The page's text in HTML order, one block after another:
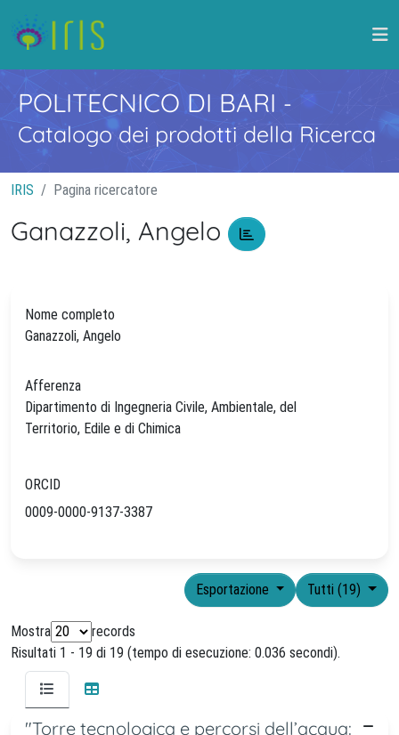
POLITECNICO DI BARI -
Catalogo dei prodotti della Ricerca
IRIS Pagina ricercatore
Ganazzoli, Angelo
Nome completo
Ganazzoli, Angelo
Afferenza
Dipartimento di Ingegneria Civile, Ambientale, del
Territorio, Edile e di Chimica
ORCID
0009-0000-9137-3387
Tutti (19)
Esportazione
Mostra
records
Risultati 1 - 19 di 19 (tempo di esecuzione: 0.036 secondi).
"Torre tecnologica e percorsi dell’acqua: